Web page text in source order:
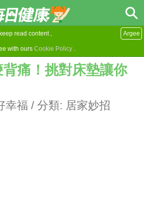
read content ,
with ours Cookie Policy .
Argee
痛！挑對床墊讓你
幸福 / 分類: 居家妙招